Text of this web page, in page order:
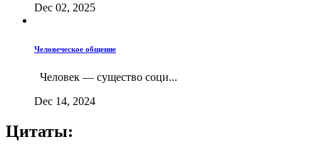
Dec 02, 2025
Человеческое общение
Человек — существо соци...
Dec 14, 2024
Цитаты: